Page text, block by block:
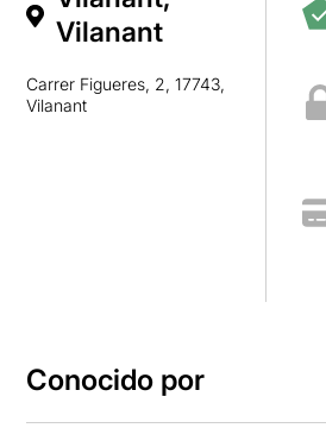
Vilanant
Carrer Figueres, 2, 17743,
Vilanant
Conocido por